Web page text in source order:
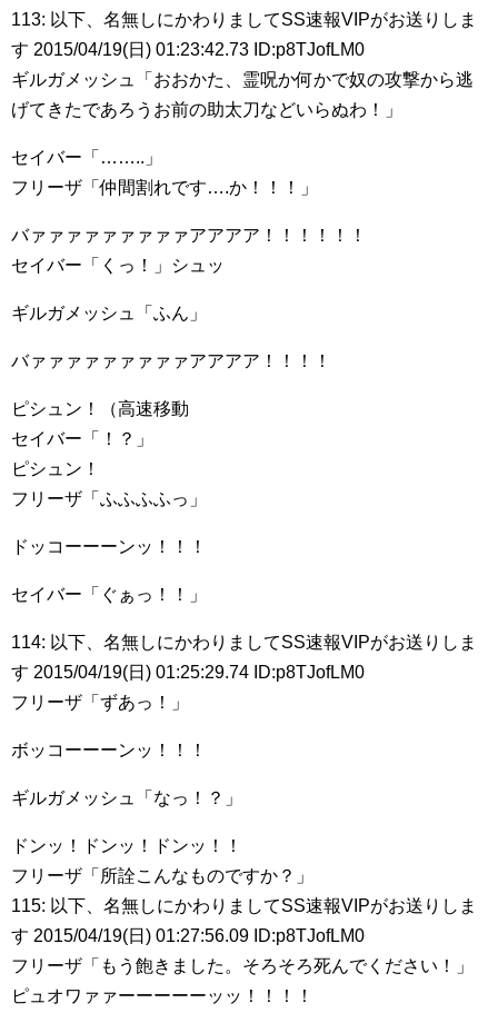
113: 以下、名無しにかわりましてSS速報VIPがお送りしま
す 2015/04/19(日) 01:23:42.73 ID:p8TJofLM0
ギルガメッシュ「おおかた、霊呪か何かで奴の攻撃から逃
げてきたであろうお前の助太刀などいらぬわ！」
セイバー「……..」
フリーザ「仲間割れです….か！！！」
バァァァァァァァァァアアアア！！！！！！
セイバー「くっ！」シュッ
ギルガメッシュ「ふん」
バァァァァァァァァァアアアア！！！！
ピシュン！（高速移動
セイバー「！？」
ピシュン！
フリーザ「ふふふふっ」
ドッコーーーンッ！！！
セイバー「ぐぁっ！！」
114: 以下、名無しにかわりましてSS速報VIPがお送りしま
す 2015/04/19(日) 01:25:29.74 ID:p8TJofLM0
フリーザ「ずあっ！」
ボッコーーーンッ！！！
ギルガメッシュ「なっ！？」
ドンッ！ドンッ！ドンッ！！
フリーザ「所詮こんなものですか？」
115: 以下、名無しにかわりましてSS速報VIPがお送りしま
す 2015/04/19(日) 01:27:56.09 ID:p8TJofLM0
フリーザ「もう飽きました。そろそろ死んでください！」
ピュオワァァーーーーーッッ！！！！